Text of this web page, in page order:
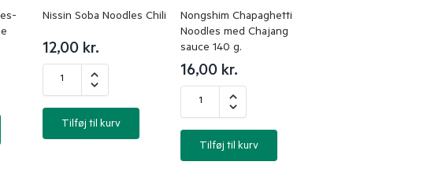
Nissin Soba Noodles Chili
12,00 kr.
Tilføj til kurv
Nongshim Chapaghetti
Noodles med Chajang
sauce 140 g.
16,00 kr.
Tilføj til kurv